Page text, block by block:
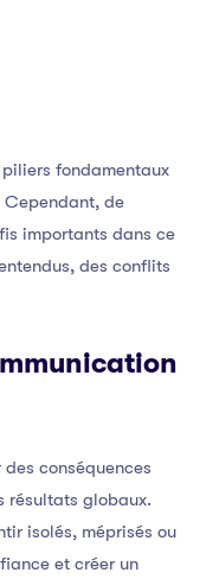
fondamentaux
Cependant, de
importants dans ce
des conflits
conséquences
résultats globaux.
isolés, méprisés ou
et créer un